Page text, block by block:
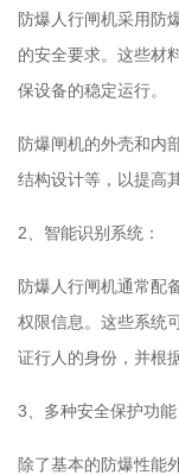
防爆人行闸机采用防
的安全要求。这些材
保设备的稳定运行。
防爆闸机的外壳和内
结构设计等，以提高
2、智能识别系统：
防爆人行闸机通常配
权限信息。这些系统
证行人的身份，并根
3、多种安全保护功能
除了基本的防爆性能